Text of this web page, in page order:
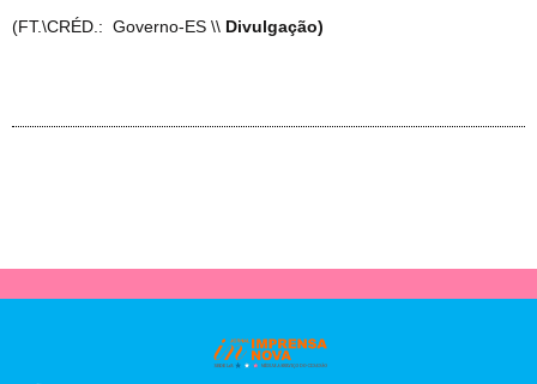
(FT.\CRÉD.: Governo-ES \\ Divulgação)